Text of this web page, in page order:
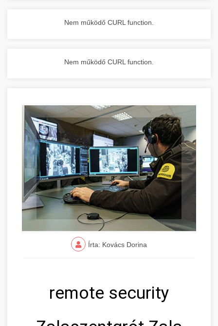
Nem működő CURL function.
Nem működő CURL function.
Írta: Kovács Dorina
remote security